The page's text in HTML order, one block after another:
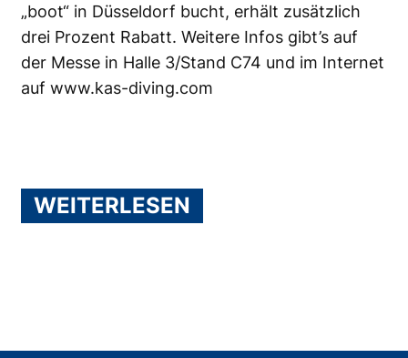
„boot“ in Düsseldorf bucht, erhält zusätzlich
drei Prozent Rabatt. Weitere Infos gibt’s auf
der Messe in Halle 3/Stand C74 und im Internet
auf www.kas-diving.com
WEITERLESEN